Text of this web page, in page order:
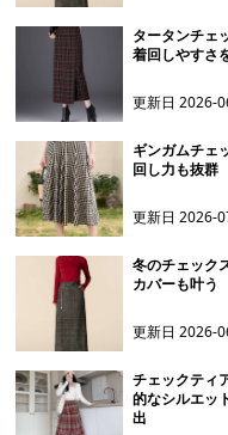
タータンチェ
着回しやすさ
更新日2026-
ギンガムチェ
回し力も抜群
更新日2026-
冬のチェック
カバーも叶う
更新日2026-
チェックティ
的なシルエッ
出